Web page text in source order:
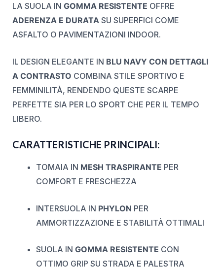
LA SUOLA IN GOMMA RESISTENTE OFFRE
ADERENZA E DURATASU SUPERFICI COME
ASFALTO O PAVIMENTAZIONI INDOOR.
IL DESIGN ELEGANTE IN BLU NAVY CON DETTAGLI
A CONTRASTO COMBINA STILE SPORTIVO E
FEMMINILITÀ, RENDENDO QUESTE SCARPE
PERFETTE SIA PER LO SPORT CHE PER IL TEMPO
LIBERO.
CARATTERISTICHE PRINCIPALI:
TOMAIA IN MESH TRASPIRANTE PER
COMFORT E FRESCHEZZA
INTERSUOLA IN PHYLON PER
AMMORTIZZAZIONE E STABILITÀ OTTIMALI
SUOLA IN GOMMA RESISTENTE CON
OTTIMO GRIP SU STRADA E PALESTRA